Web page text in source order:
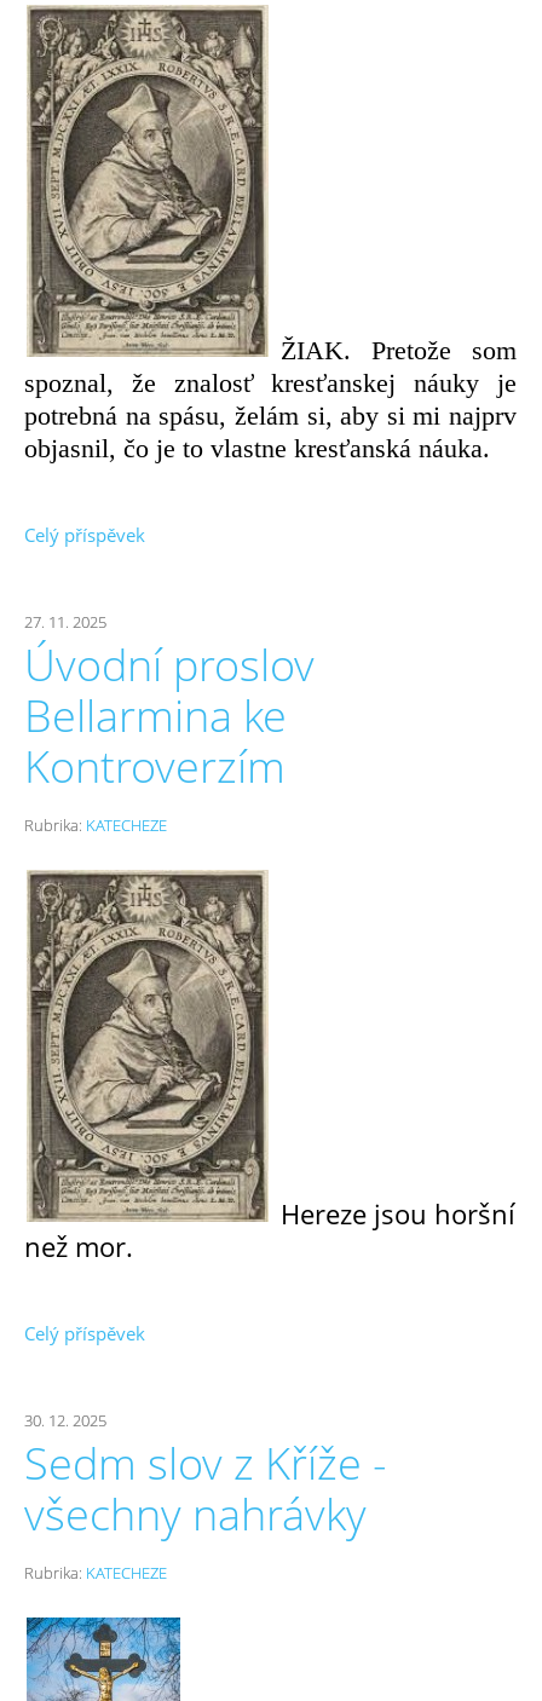
ŽIAK. Pretože som
spoznal, že znalosť kresťanskej náuky je
potrebná na spásu, želám si, aby si mi najprv
objasnil, čo je to vlastne kresťanská náuka.
Celý příspěvek
27. 11. 2025
Úvodní proslov
Bellarmina ke
Kontroverzím
Rubrika: KATECHEZE
Hereze jsou horšní
než mor.
Celý příspěvek
30. 12. 2025
Sedm slov z Kříže -
všechny nahrávky
Rubrika: KATECHEZE